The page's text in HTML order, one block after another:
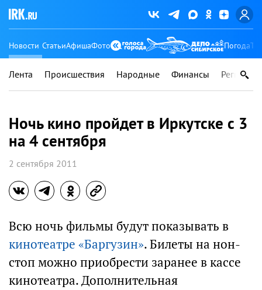
Новости СтатьиАфишаФото Погода
Лента Происшествия Народные Финансы Регионы
Ночь кино пройдет в Иркутске с 3
на 4 сентября
2 сентября 2011
Всю ночь фильмы будут показывать в
кинотеатре «Баргузин». Билеты на нон-
стоп можно приобрести заранее в кассе
кинотеатра. Дополнительная